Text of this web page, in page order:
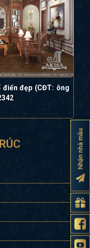
đẹp (CĐT: ông
Nhận nhà mẫu